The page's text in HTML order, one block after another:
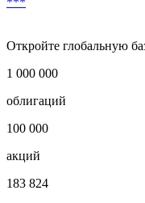
Откройте глобальную
1 000 000
облигаций
100 000